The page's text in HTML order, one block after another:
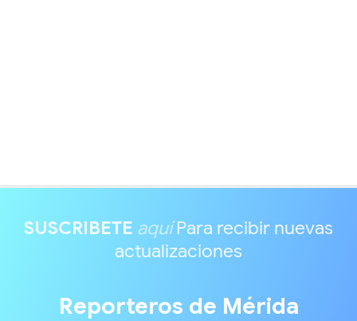
SUSCRIBETE aquíPara recibir nuevas
actualizaciones
Reporteros de Mérida